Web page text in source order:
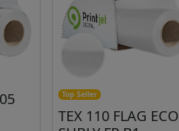
Top Seller
TEX 110 FLAG ECO